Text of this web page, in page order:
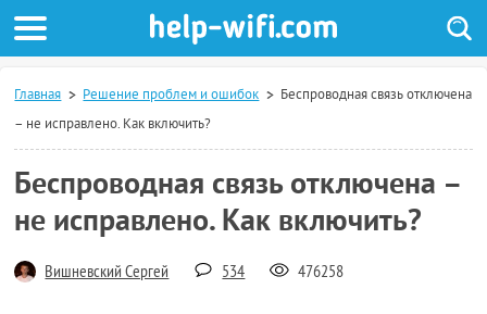
Главная Решение проблем и ошибок
Беспроводная связь отключена
– не исправлено. Как включить?
Беспроводная связь отключена –
не исправлено. Как включить?
Вишневский Сергей 534 476258